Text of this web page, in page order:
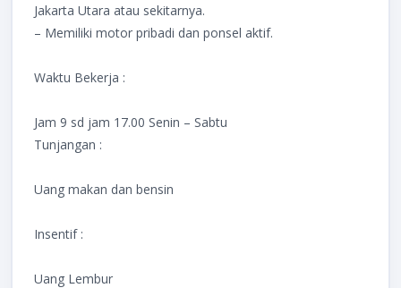
Jakarta Utara atau sekitarnya.
– Memiliki motor pribadi dan ponsel aktif.
Waktu Bekerja :
Jam 9 sd jam 17.00 Senin – Sabtu
Tunjangan :
Uang makan dan bensin
Insentif :
Uang Lembur